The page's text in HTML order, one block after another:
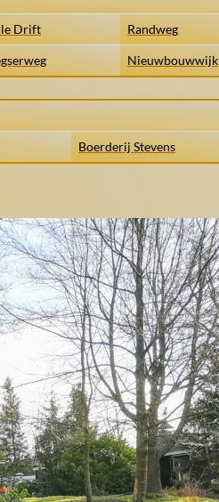
Drift Randweg
Nieuwbouwwijk
Boerderij Stevens